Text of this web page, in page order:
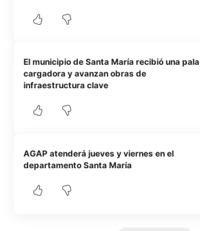
El municipio de Santa María recibió una pala
cargadora y avanzan obras de
infraestructura clave
AGAP atenderá jueves y viernes en el
departamento Santa María